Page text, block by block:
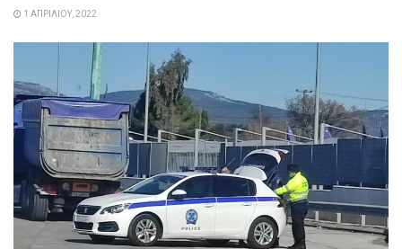
1 ΑΠΡΙΛΊΟΥ, 2022